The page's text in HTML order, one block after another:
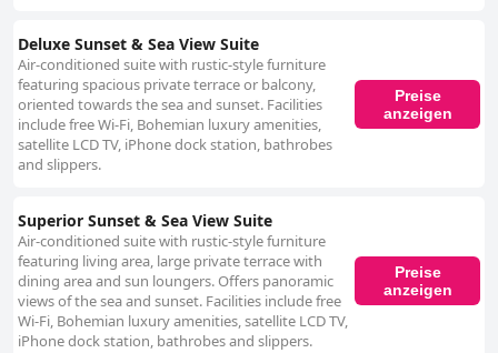
Deluxe Sunset & Sea View Suite
Air-conditioned suite with rustic-style furniture
featuring spacious private terrace or balcony,
oriented towards the sea and sunset. Facilities
include free Wi-Fi, Bohemian luxury amenities,
satellite LCD TV, iPhone dock station, bathrobes
and slippers.
Preise
anzeigen
Superior Sunset & Sea View Suite
Air-conditioned suite with rustic-style furniture
featuring living area, large private terrace with
dining area and sun loungers. Offers panoramic
views of the sea and sunset. Facilities include free
Wi-Fi, Bohemian luxury amenities, satellite LCD TV,
iPhone dock station, bathrobes and slippers.
Preise
anzeigen